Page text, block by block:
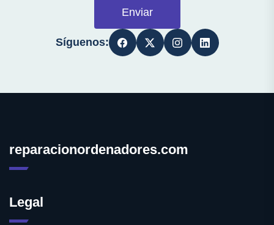
Enviar
Síguenos:
reparacionordenadores.com
Legal